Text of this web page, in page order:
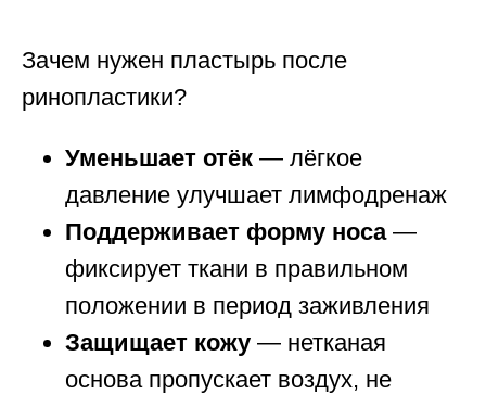
Зачем нужен пластырь после
ринопластики?
Уменьшает отёк — лёгкое
давление улучшает лимфодренаж
Поддерживает форму носа—
фиксирует ткани в правильном
положении в период заживления
Защищает кожу — нетканая
основа пропускает воздух, не